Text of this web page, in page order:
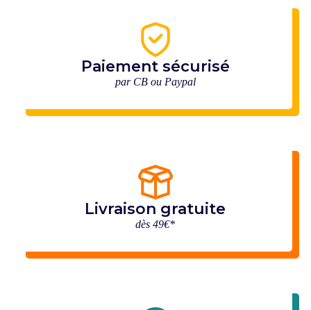
Paiement sécurisé
par CB ou Paypal
Livraison gratuite
dès 49€*